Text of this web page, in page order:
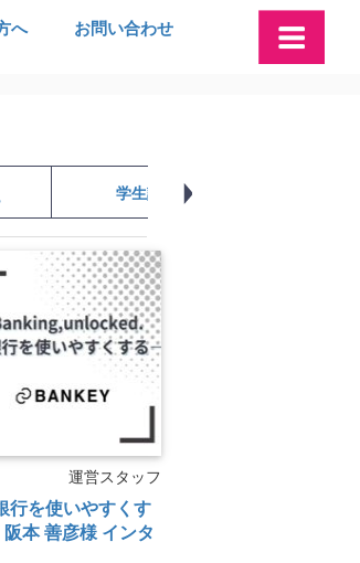
へ お問い合わせ
学生記事
運営スタッフ
を使いやすくす
本 善彦様 インタ